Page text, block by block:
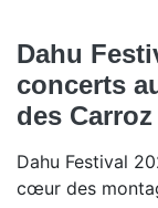
Dahu
concerts
des Carroz
Dahu Festival
cœur des